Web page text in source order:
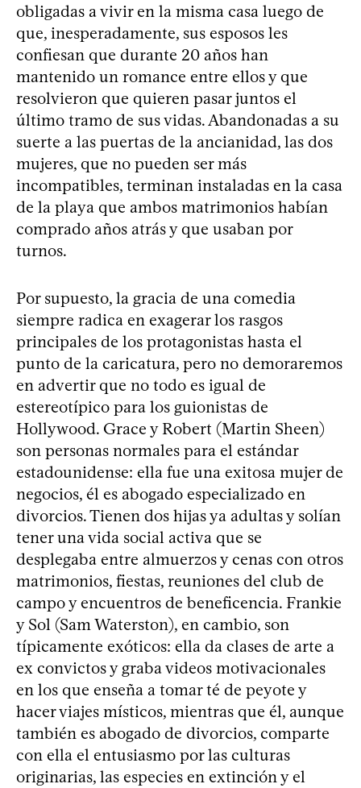
obligadas a vivir en la misma casa luego de
que, inesperadamente, sus esposos les
confiesan que durante 20 años han
mantenido un romance entre ellos y que
resolvieron que quieren pasar juntos el
último tramo de sus vidas. Abandonadas a su
suerte a las puertas de la ancianidad, las dos
mujeres, que no pueden ser más
incompatibles, terminan instaladas en la casa
de la playa que ambos matrimonios habían
comprado años atrás y que usaban por
turnos.
Por supuesto, la gracia de una comedia
siempre radica en exagerar los rasgos
principales de los protagonistas hasta el
punto de la caricatura, pero no demoraremos
en advertir que no todo es igual de
estereotípico para los guionistas de
Hollywood. Grace y Robert (Martin Sheen)
son personas normales para el estándar
estadounidense: ella fue una exitosa mujer de
negocios, él es abogado especializado en
divorcios. Tienen dos hijas ya adultas y solían
tener una vida social activa que se
desplegaba entre almuerzos y cenas con otros
matrimonios, fiestas, reuniones del club de
campo y encuentros de beneficencia. Frankie
y Sol (Sam Waterston), en cambio, son
típicamente exóticos: ella da clases de arte a
ex convictos y graba videos motivacionales
en los que enseña a tomar té de peyote y
hacer viajes místicos, mientras que él, aunque
también es abogado de divorcios, comparte
con ella el entusiasmo por las culturas
originarias, las especies en extinción y el